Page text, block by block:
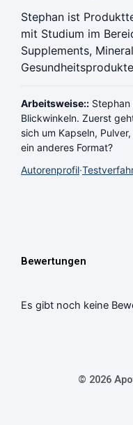
Stephan ist
mit Studium im
Supplements,
Arbeitsweise::
Blickwinkeln. Zuerst
sich um Kapseln,
ein anderes Format?
Autorenprofil·
Bewertungen
Es gibt noch keine
© 2026